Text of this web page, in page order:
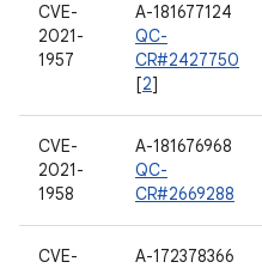
CVE-
2021-
1957
A-181677124
QC-
CR#2427750
[2]
CVE-
2021-
1958
A-181676968
QC-
CR#2669288
CVE-
A-172378366